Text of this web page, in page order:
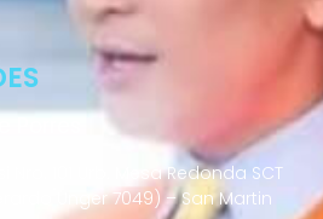
101 Urb. Mesa Redonda SCT
Unger 7049) – San Martin